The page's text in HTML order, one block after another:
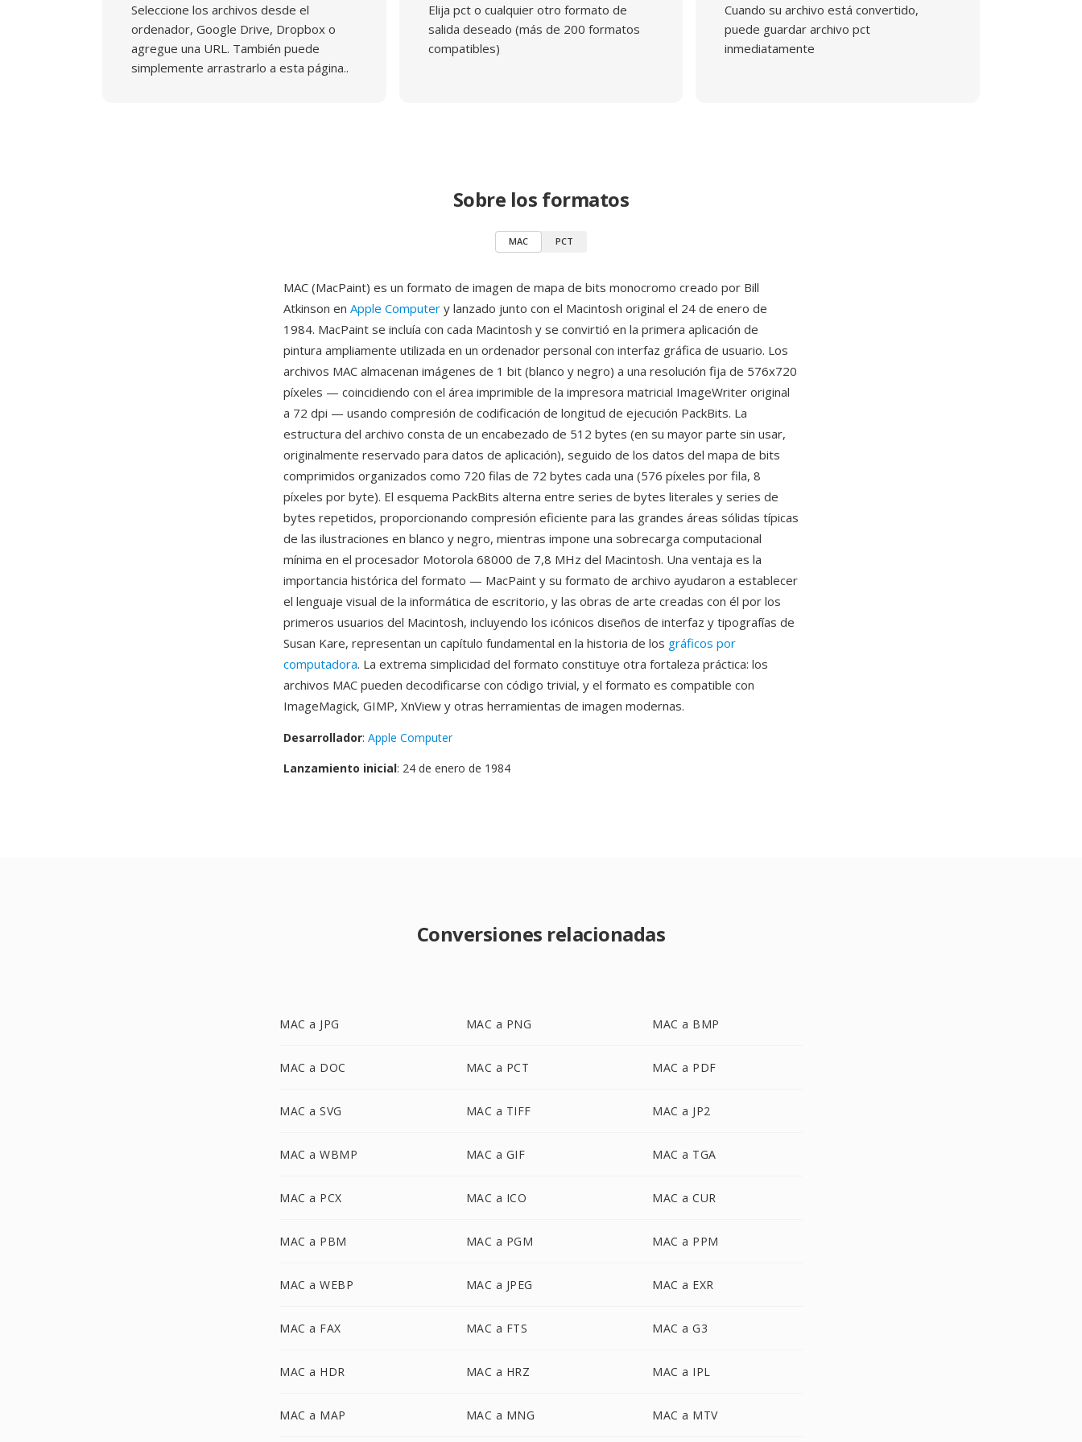
Seleccione los archivos desde el
ordenador, Google Drive, Dropbox o
agregue una URL. También puede
simplemente arrastrarlo a esta página..
Elija pct o cualquier otro formato de
salida deseado (más de 200 formatos
compatibles)
Cuando su archivo está convertido,
puede guardar archivo pct
inmediatamente
Sobre los formatos
MAC PCT
MAC (MacPaint) es un formato de imagen de mapa de bits monocromo creado por Bill
Atkinson en Apple Computer y lanzado junto con el Macintosh original el 24 de enero de
1984. MacPaint se incluía con cada Macintosh y se convirtió en la primera aplicación de
pintura ampliamente utilizada en un ordenador personal con interfaz gráfica de usuario. Los
archivos MAC almacenan imágenes de 1 bit (blanco y negro) a una resolución fija de 576x720
píxeles — coincidiendo con el área imprimible de la impresora matricial ImageWriter original
a 72 dpi — usando compresión de codificación de longitud de ejecución PackBits. La
estructura del archivo consta de un encabezado de 512 bytes (en su mayor parte sin usar,
originalmente reservado para datos de aplicación), seguido de los datos del mapa de bits
comprimidos organizados como 720 filas de 72 bytes cada una (576 píxeles por fila, 8
píxeles por byte). El esquema PackBits alterna entre series de bytes literales y series de
bytes repetidos, proporcionando compresión eficiente para las grandes áreas sólidas típicas
de las ilustraciones en blanco y negro, mientras impone una sobrecarga computacional
mínima en el procesador Motorola 68000 de 7,8 MHz del Macintosh. Una ventaja es la
importancia histórica del formato — MacPaint y su formato de archivo ayudaron a establecer
el lenguaje visual de la informática de escritorio, y las obras de arte creadas con él por los
primeros usuarios del Macintosh, incluyendo los icónicos diseños de interfaz y tipografías de
Susan Kare, representan un capítulo fundamental en la historia de los gráficos por
computadora. La extrema simplicidad del formato constituye otra fortaleza práctica: los
archivos MAC pueden decodificarse con código trivial, y el formato es compatible con
ImageMagick, GIMP, XnView y otras herramientas de imagen modernas.
Desarrollador: Apple Computer
Lanzamiento inicial: 24 de enero de 1984
Conversiones relacionadas
MAC a JPG MAC a PNG MAC a BMP
MAC a DOC MAC a PCT MAC a PDF
MAC a SVG MAC a TIFF MAC a JP2
MAC a WBMP MAC a GIF MAC a TGA
MAC a PCX MAC a ICO MAC a CUR
MAC a PBM MAC a PGM MAC a PPM
MAC a WEBP MAC a JPEG MAC a EXR
MAC a FAX MAC a FTS MAC a G3
MAC a HDR MAC a HRZ MAC a IPL
MAC a MAP MAC a MNG MAC a MTV